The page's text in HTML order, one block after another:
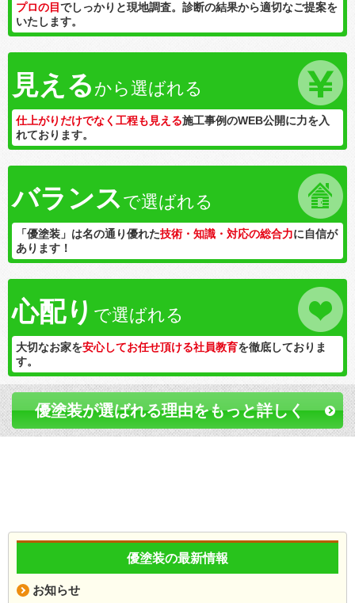
プロの目でしっかりと現地調査。診断の結果から適切なご提案を
いたします。
見える から選ばれる
仕上がりだけでなく工程も見える施工事例のWEB公開に力を入
れております。
バランスで選ばれる
「優塗装」は名の通り優れた技術・知識・対応の総合力に自信が
あります！
心配り で選ばれる
大切なお家を安心してお任せ頂ける社員教育を徹底しておりま
す。
優塗装が選ばれる理由をもっと詳しく
優塗装の最新情報
お知らせ